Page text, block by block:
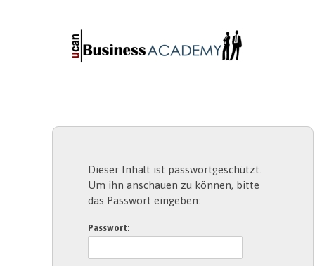
Dieser Inhalt ist passwortgeschützt.
Um ihn anschauen zu können, bitte
das Passwort eingeben:
Passwort: